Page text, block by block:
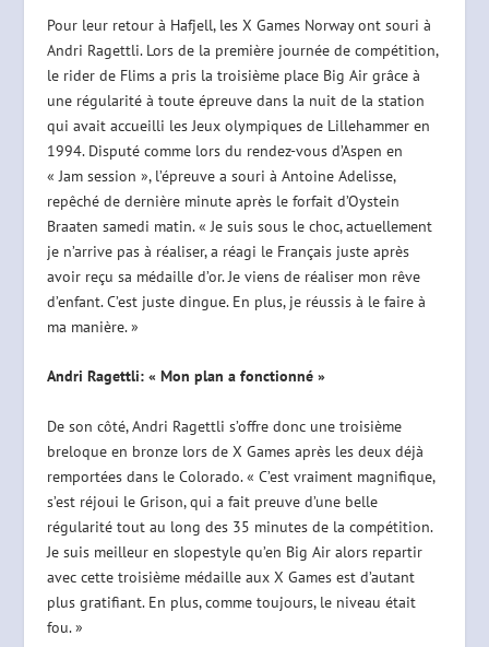
Pour leur retour à Hafjell, les X Games Norway ont souri à
Andri Ragettli. Lors de la première journée de compétition,
le rider de Flims a pris la troisième place Big Air grâce à
une régularité à toute épreuve dans la nuit de la station
qui avait accueilli les Jeux olympiques de Lillehammer en
1994. Disputé comme lors du rendez-vous d’Aspen en
« Jam session », l’épreuve a souri à Antoine Adelisse,
repêché de dernière minute après le forfait d’Oystein
Braaten samedi matin. « Je suis sous le choc, actuellement
je n’arrive pas à réaliser, a réagi le Français juste après
avoir reçu sa médaille d’or. Je viens de réaliser mon rêve
d’enfant. C’est juste dingue. En plus, je réussis à le faire à
ma manière. »
Andri Ragettli: « Mon plan a fonctionné »
De son côté, Andri Ragettli s’offre donc une troisième
breloque en bronze lors de X Games après les deux déjà
remportées dans le Colorado. « C’est vraiment magnifique,
s’est réjoui le Grison, qui a fait preuve d’une belle
régularité tout au long des 35 minutes de la compétition.
Je suis meilleur en slopestyle qu’en Big Air alors repartir
avec cette troisième médaille aux X Games est d’autant
plus gratifiant. En plus, comme toujours, le niveau était
fou. »